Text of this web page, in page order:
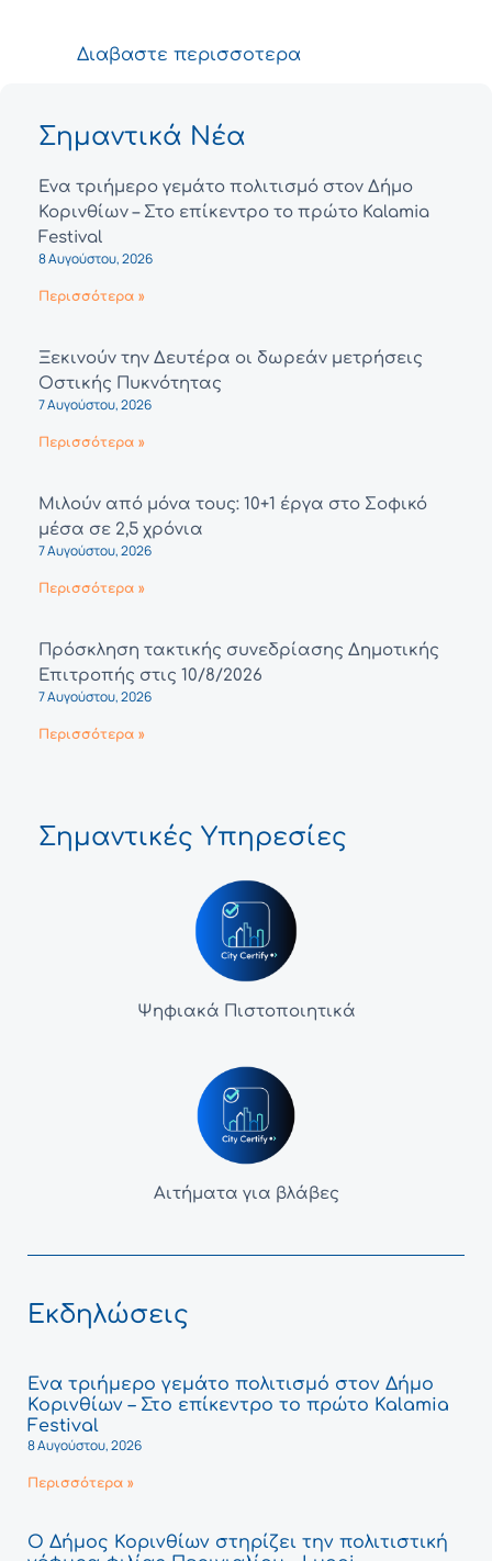
Διαβαστε περισσοτερα
Σημαντικά Νέα
Ένα τριήμερο γεμάτο πολιτισμό στον Δήμο
Κορινθίων – Στο επίκεντρο το πρώτο Kalamia
Festival
8 Αυγούστου, 2026
Περισσότερα »
Ξεκινούν την Δευτέρα οι δωρεάν μετρήσεις
Οστικής Πυκνότητας
7 Αυγούστου, 2026
Περισσότερα »
Μιλούν από μόνα τους: 10+1 έργα στο Σοφικό
μέσα σε 2,5 χρόνια
7 Αυγούστου, 2026
Περισσότερα »
Πρόσκληση τακτικής συνεδρίασης Δημοτικής
Επιτροπής στις 10/8/2026
7 Αυγούστου, 2026
Περισσότερα »
Σημαντικές Υπηρεσίες
Ψηφιακά Πιστοποιητικά
Αιτήματα για βλάβες
Εκδηλώσεις
Ένα τριήμερο γεμάτο πολιτισμό στον Δήμο
Κορινθίων – Στο επίκεντρο το πρώτο Kalamia
Festival
8 Αυγούστου, 2026
Περισσότερα »
Ο Δήμος Κορινθίων στηρίζει την πολιτιστική